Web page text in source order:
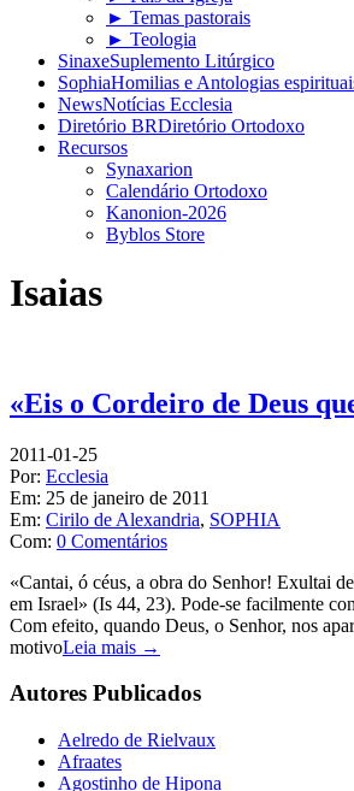
► Temas pastorais
► Teologia
SinaxeSuplemento Litúrgico
SophiaHomilias e Antologias
NewsNotícias Ecclesia
Diretório BRDiretório Ortodoxo
Recursos
Synaxarion
Calendário Ortodoxo
Kanonion-2026
Byblos Store
Isaias
«Eis o Cordeiro de Deus
2011-01-25
Por: Ecclesia
Em: 25 de janeiro de 2011
Em: Cirilo de Alexandria, SOPHIA
Com: 0 Comentários
«Cantai, ó céus, a obra do Senhor! Exultai
em Israel» (Is 44, 23). Pode-se facilmente
Com efeito, quando Deus, o Senhor, nos
motivoLeia mais →
Autores Publicados
Aelredo de Rielvaux
Afraates
Agostinho de Hipona